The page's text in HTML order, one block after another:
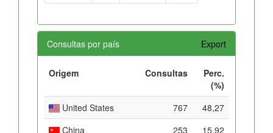
Consultas por país Export
Origem Consultas
Perc.
(%)
United States
767
48,27
China
253
15,92